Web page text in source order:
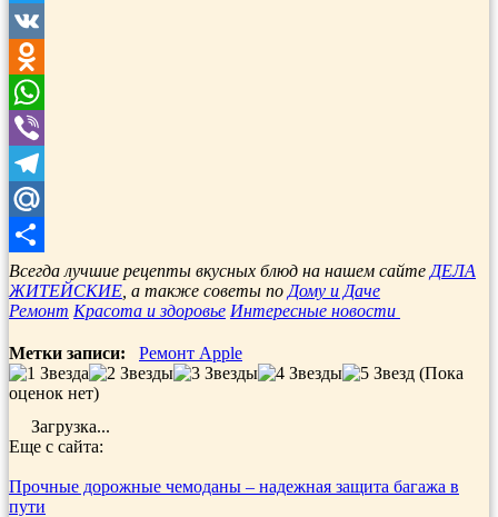
Twitter
VK
Odnoklassniki
WhatsApp
Viber
Telegram
Mail.Ru
Отправить
Всегда лучшие рецепты вкусных блюд на нашем сайте ДЕЛА
ЖИТЕЙСКИЕ , а также советы по Дому и Даче
Ремонт Красота и здоровье Интересные новости
Метки записи:
Ремонт Apple
(Пока
оценок нет)
Загрузка...
Еще с сайта:
Прочные дорожные чемоданы – надежная защита багажа в
пути